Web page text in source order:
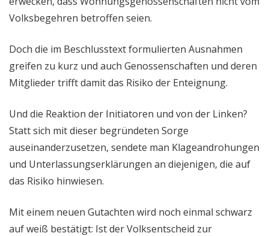
Volksbegehren betroffen seien.
Doch die im Beschlusstext formulierten Ausnahmen
greifen zu kurz und auch Genossenschaften und deren
Mitglieder trifft damit das Risiko der Enteignung.
Und die Reaktion der Initiatoren und von der Linken?
Statt sich mit dieser begründeten Sorge
auseinanderzusetzen, sendete man Klageandrohungen
und Unterlassungserklärungen an diejenigen, die auf
das Risiko hinwiesen.
Mit einem neuen Gutachten wird noch einmal schwarz
auf weiß bestätigt: Ist der Volksentscheid zur